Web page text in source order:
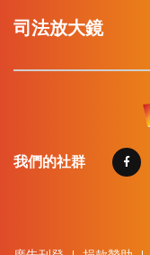
司法放大鏡
我們的社群